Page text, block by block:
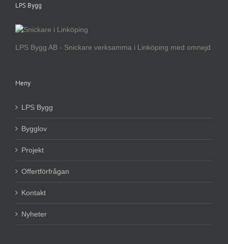
LPS Bygg
LPS Bygg AB - Snickare verksamma i Linköping med omnejd
Meny
LPS Bygg
Bygglov
Projekt
Offertförfrågan
Kontakt
Nyheter